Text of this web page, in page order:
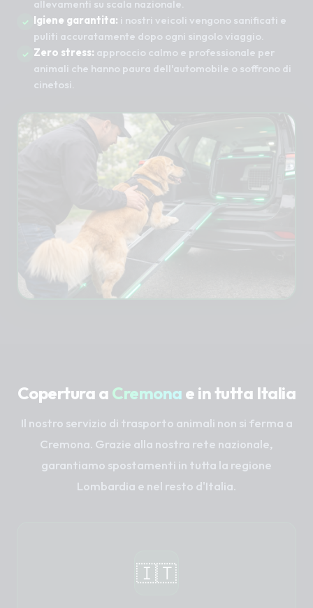
allevamenti su scala nazionale.
Igiene garantita: i nostri veicoli vengono sanificati e
puliti accuratamente dopo ogni singolo viaggio.
Zero stress: approccio calmo e professionale per
animali che hanno paura dell'automobile o soffrono di
cinetosi.
Copertura a Cremona e in tutta Italia
Il nostro servizio di trasporto animali non si ferma a
Cremona. Grazie alla nostra rete nazionale,
garantiamo spostamenti in tutta la regione
Lombardia e nel resto d'Italia.
🇮🇹